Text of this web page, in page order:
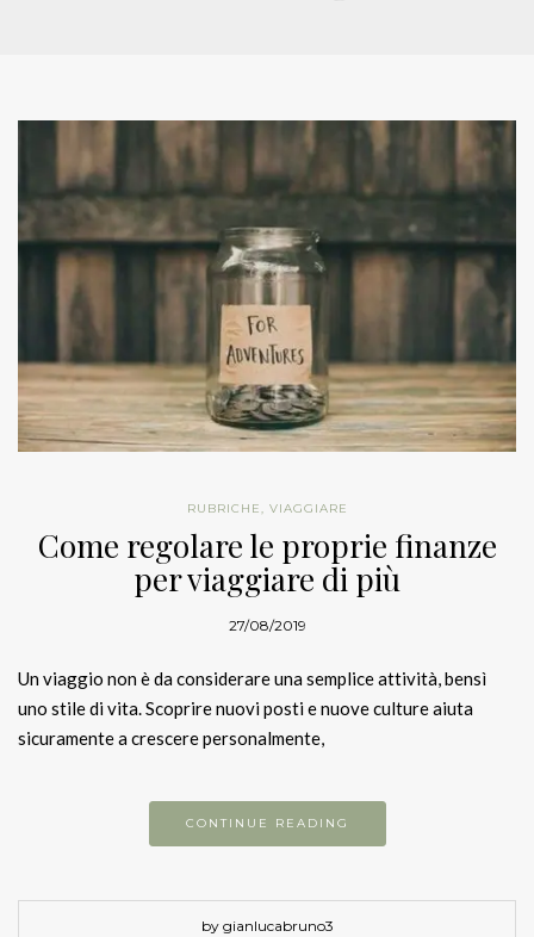
RUBRICHE, VIAGGIARE
Come regolare le proprie finanze
per viaggiare di più
27/08/2019
Un viaggio non è da considerare una semplice attività, bensì
uno stile di vita. Scoprire nuovi posti e nuove culture aiuta
sicuramente a crescere personalmente,
CONTINUE READING
by gianlucabruno3